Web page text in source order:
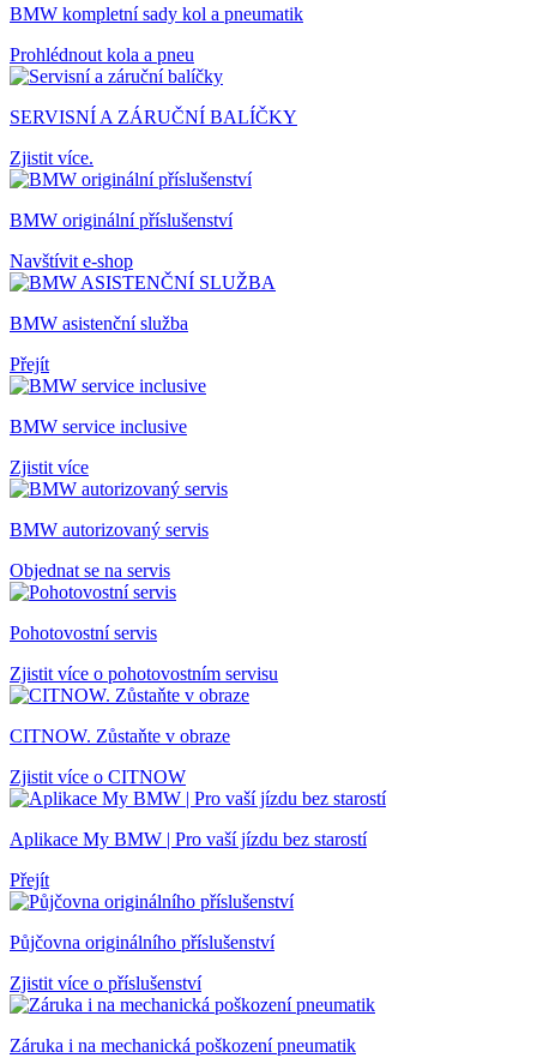
BMW kompletní sady kol a pneumatik
Prohlédnout kola a pneu
SERVISNÍ A ZÁRUČNÍ BALÍČKY
Zjistit více.
BMW originální příslušenství
Navštívit e-shop
BMW asistenční služba
Přejít
BMW service inclusive
Zjistit více
BMW autorizovaný servis
Objednat se na servis
Pohotovostní servis
Zjistit více o pohotovostním servisu
CITNOW. Zůstaňte v obraze
Zjistit více o CITNOW
Aplikace My BMW | Pro vaší jízdu bez starostí
Přejít
Půjčovna originálního příslušenství
Zjistit více o příslušenství
Záruka i na mechanická poškození pneumatik